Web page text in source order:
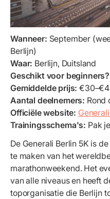
Wanneer: September
Berlijn)
Waar: Berlijn, Duitsland
Geschikt voor beginners?
Gemiddelde prijs:
Aantal deelnemers: Rond
Officiële website:
Trainingsschema's: Pak je
De Generali Berlin 5K is
te maken van het
marathonweekend. Het
van alle niveaus en heeft
toporganisatie die Berlijn